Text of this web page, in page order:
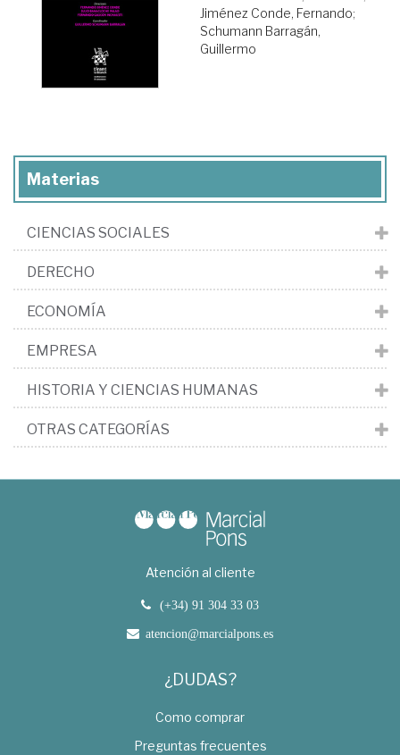
Jiménez Conde, Fernando;
Schumann Barragán,
Guillermo
Materias
CIENCIAS SOCIALES
DERECHO
ECONOMÍA
EMPRESA
HISTORIA Y CIENCIAS HUMANAS
OTRAS CATEGORÍAS
Atención al cliente
(+34) 91 304 33 03
atencion@marcialpons.es
¿DUDAS?
Como comprar
Preguntas frecuentes